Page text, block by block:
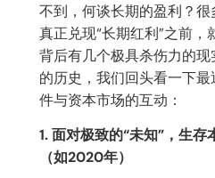
不到，何谈长期的盈利？
真正兑现“长期红利”之前
背后有几个极具杀伤力的
的历史，我们回头看一下
件与资本市场的互动：
1. 面对极致的“未知”，生
（如2020年）